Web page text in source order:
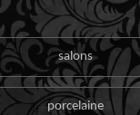
salons
porcelaine